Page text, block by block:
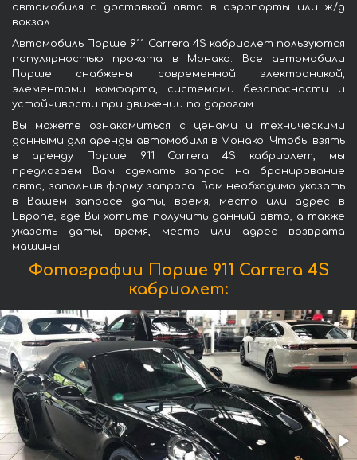
автомобиля с доставкой авто в аэропорты или ж/д
вокзал.
Автомобиль Порше 911 Carrera 4S кабриолет пользуются
популярностью проката в Монако. Все автомобили
Порше снабжены современной электроникой,
элементами комфорта, системами безопасности и
устойчивости при движении по дорогам.
Вы можете ознакомиться с ценами и техническими
данными для аренды автомобиля в Монако. Чтобы взять
в аренду Порше 911 Carrera 4S кабриолет, мы
предлагаем Вам сделать запрос на бронирование
авто, заполнив форму запроса. Вам необходимо указать
в Вашем запросе даты, время, место или адрес в
Европе, где Вы хотите получить данный авто, а также
указать даты, время, место или адрес возврата
машины.
Фотографии Порше 911 Carrera 4S
кабриолет: